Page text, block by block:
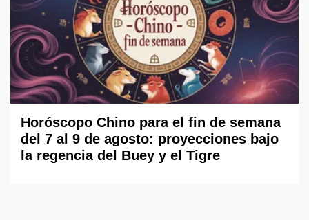
Horóscopo Chino para el fin de semana
del 7 al 9 de agosto: proyecciones bajo
la regencia del Buey y el Tigre